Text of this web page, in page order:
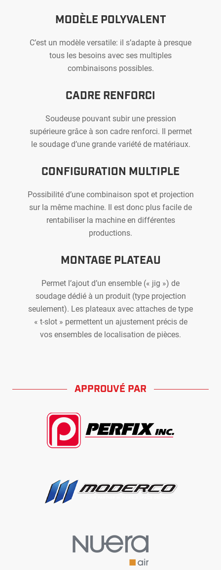
MODÈLE POLYVALENT
C’est un modèle versatile: il s’adapte à presque
tous les besoins avec ses multiples
combinaisons possibles.
CADRE RENFORCI
Soudeuse pouvant subir une pression
supérieure grâce à son cadre renforci. Il permet
le soudage d’une grande variété de matériaux.
CONFIGURATION MULTIPLE
Possibilité d’une combinaison spot et projection
sur la même machine. Il est donc plus facile de
rentabiliser la machine en différentes
productions.
MONTAGE PLATEAU
Permet l’ajout d’un ensemble (« jig ») de
soudage dédié à un produit (type projection
seulement). Les plateaux avec attaches de type
« t-slot » permettent un ajustement précis de
vos ensembles de localisation de pièces.
APPROUVÉ PAR